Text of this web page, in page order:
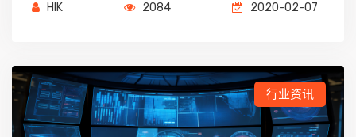
HIK 2084 2020-02-07
行业资讯